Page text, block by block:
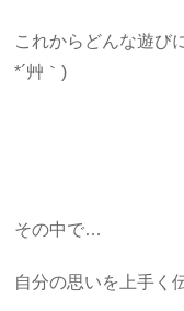
これからどんな遊び
*´艸｀)
その中で…
自分の思いを上手く